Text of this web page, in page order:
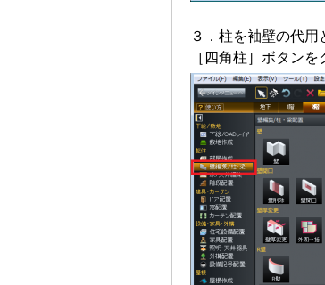
３．柱を袖壁の代用
［四角柱］ボタン